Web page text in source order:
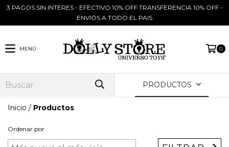
3 PAGOS SIN INTERES - EFECTIVO 10% OFF TRANSFERENCIA 10% OFF -
ENVIOS A TODO EL PAIS
MENÚ 0
PRODUCTOS
Inicio / Productos
Ordenar por